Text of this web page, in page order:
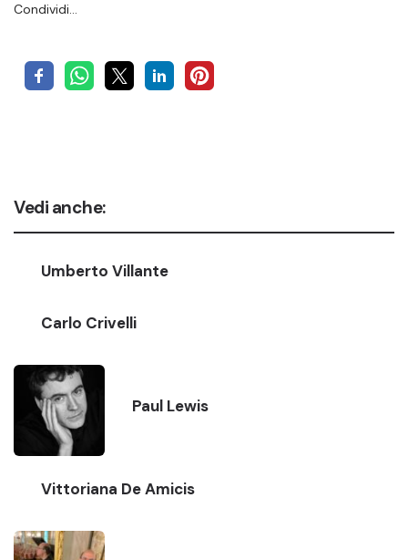
Condividi…
Vedi anche:
Umberto Villante
Carlo Crivelli
Paul Lewis
Vittoriana De Amicis